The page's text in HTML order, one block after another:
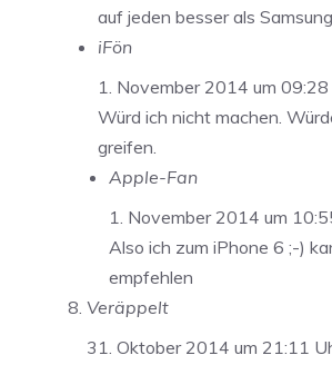
auf jeden besser als
iFön
1. November 2014 um
Würd ich nicht machen.
greifen.
Apple-Fan
1. November 2014 um
Also ich zum iPhone 6 ;-)
empfehlen
Veräppelt
31. Oktober 2014 um 21:11